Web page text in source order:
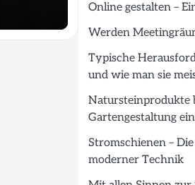
Online gestalten –
Werden
Typische
und wie man sie
Natursteinprodukte
Gartengestaltung
Stromschienen –
moderner Technik